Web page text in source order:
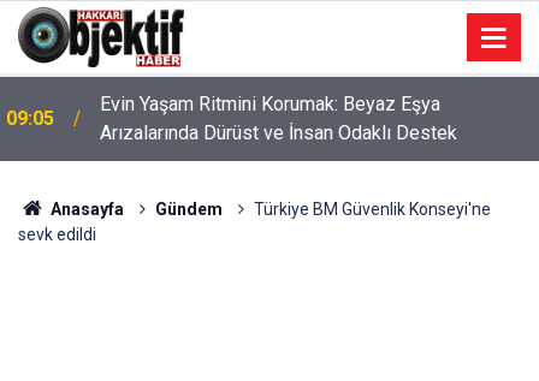
09:05
Evin Yaşam Ritmini Korumak: Beyaz Eşya
Arızalarında Dürüst ve İnsan Odaklı Destek
Anasayfa Gündem
Türkiye BM Güvenlik Konseyi'ne
sevk edildi